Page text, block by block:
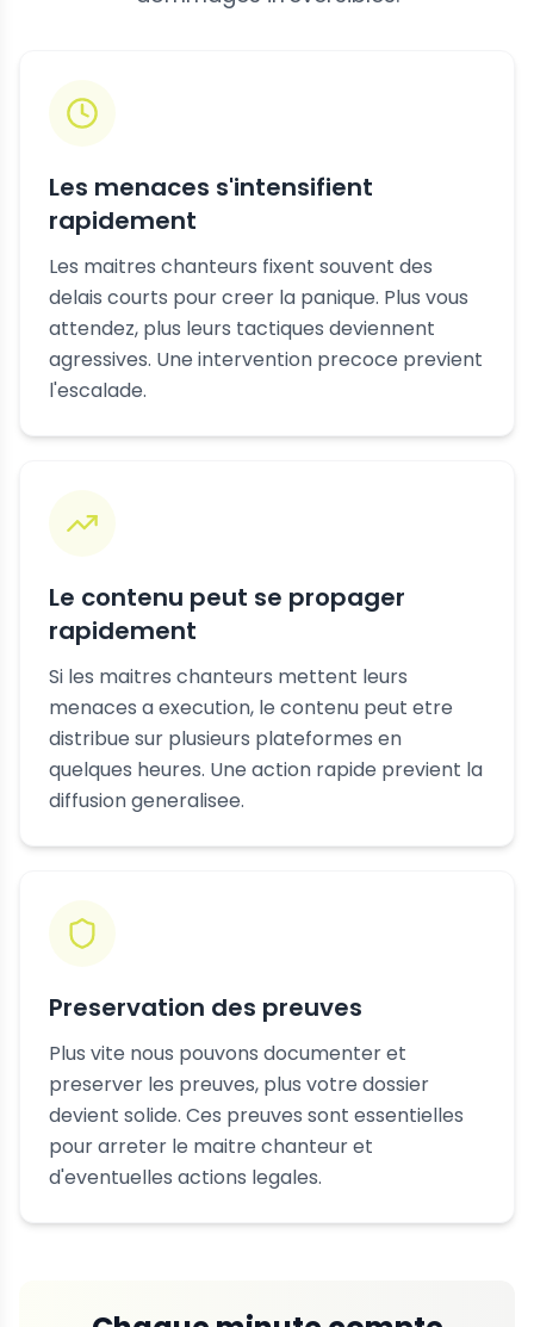
Les menaces s'intensifient
rapidement
Les maitres chanteurs fixent souvent des
delais courts pour creer la panique. Plus vous
attendez, plus leurs tactiques deviennent
agressives. Une intervention precoce previent
l'escalade.
Le contenu peut se propager
rapidement
Si les maitres chanteurs mettent leurs
menaces a execution, le contenu peut etre
distribue sur plusieurs plateformes en
quelques heures. Une action rapide previent la
diffusion generalisee.
Preservation des preuves
Plus vite nous pouvons documenter et
preserver les preuves, plus votre dossier
devient solide. Ces preuves sont essentielles
pour arreter le maitre chanteur et
d'eventuelles actions legales.